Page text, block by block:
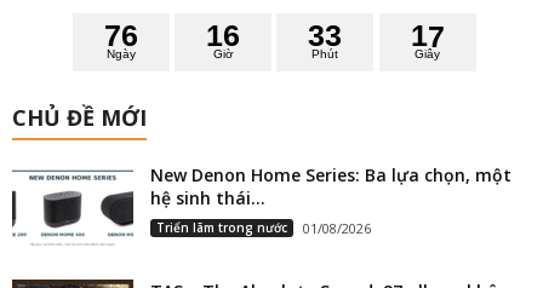
Ngày
76
Giờ
16
Phút
33
Giây
16
7
CHỦ ĐỀ MỚI
New Denon Home Series: Ba lựa chọn, một
hệ sinh thái...
Triển lãm trong nước 01/08/2026